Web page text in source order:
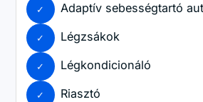
Adaptív sebességtartó
Légzsákok
Légkondicionáló
Riasztó